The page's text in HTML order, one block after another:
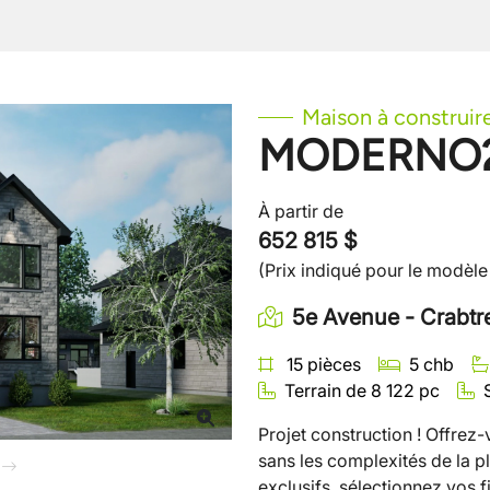
Suivant
Maison à
À partir de
652 815 $
(Prix indiqué pour le
5e Avenue -
15 pièces
5 chb
Terrain de 8 122 pc
Projet construction !
sans les complexités de la